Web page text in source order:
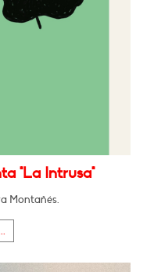
"La Intrusa"
Montañés.